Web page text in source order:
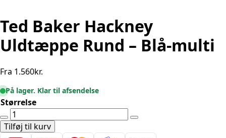
Ted Baker Hackney
Uldtæppe Rund – Blå-multi
Fra 1.560kr.
På lager. Klar til afsendelse
Størrelse
Ted
Baker
Hackney
Tilføj til kurv